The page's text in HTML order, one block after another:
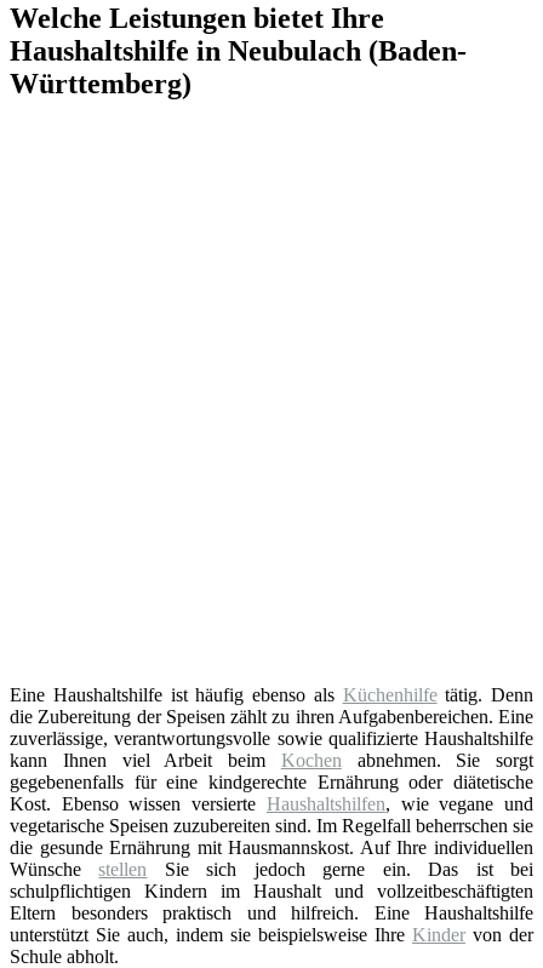
Welche Leistungen bietet Ihre
Haushaltshilfe in Neubulach (Baden-
Württemberg)
Eine Haushaltshilfe ist häufig ebenso als Küchenhilfetätig. Denn
die Zubereitung der Speisen zählt zu ihren Aufgabenbereichen. Eine
zuverlässige, verantwortungsvolle sowie qualifizierte Haushaltshilfe
kann Ihnen viel Arbeit beim Kochen abnehmen. Sie sorgt
gegebenenfalls für eine kindgerechte Ernährung oder diätetische
Kost. Ebenso wissen versierte Haushaltshilfen, wie vegane und
vegetarische Speisen zuzubereiten sind. Im Regelfall beherrschen sie
die gesunde Ernährung mit Hausmannskost. Auf Ihre individuellen
Wünschestellen Sie sich jedoch gerne ein. Das ist bei
schulpflichtigen Kindern im Haushalt und vollzeitbeschäftigten
Eltern besonders praktisch und hilfreich. Eine Haushaltshilfe
unterstützt Sie auch, indem sie beispielsweise Ihre Kinder von der
Schule abholt.